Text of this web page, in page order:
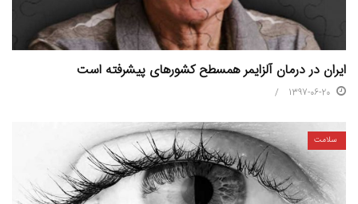
ایران در درمان آلزایمر همسطح کشورهای پیشرفته است
1397-06-20
سلامت